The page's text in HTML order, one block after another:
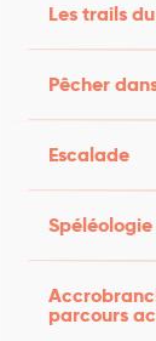
Les trails
Pêcher
Escalade
Spéléologie
parcours
en
Cirq